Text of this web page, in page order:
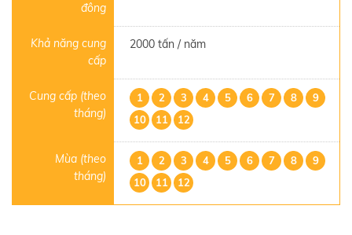
đông
Khả năng cung
cấp
2000 tấn / năm
Cung cấp (theo
tháng)
1 2 3 4 5 6 7 8
9
10
11 12
Mùa (theo
tháng)
1 2 3 4 5 6 7 8
9
10
11 12